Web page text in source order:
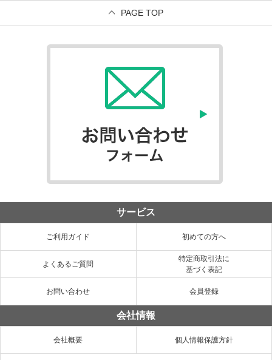
PAGE TOP
サービス
ご利用ガイド 初めての方へ
よくあるご質問
特定商取引法に
基づく表記
お問い合わせ 会員登録
会社情報
会社概要 個人情報保護方針